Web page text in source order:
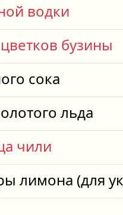
водки
бузины
сока
льда
чили
лимона (для